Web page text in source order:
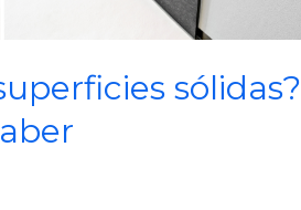
sólidas?